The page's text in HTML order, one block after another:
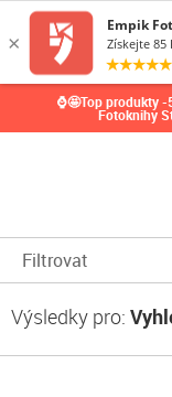
⌚🤩Top produkty -
Fotoknihy
Filtrovat
Výsledky pro: